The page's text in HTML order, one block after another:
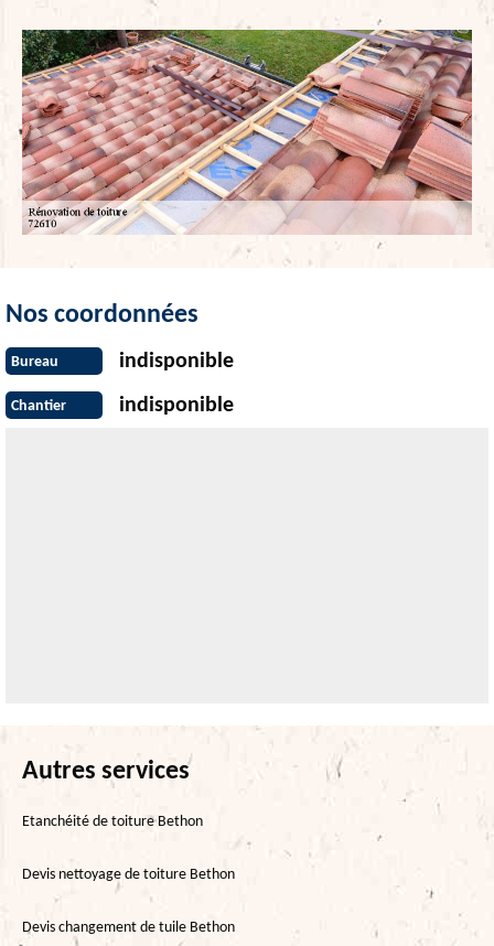
Nos coordonnées
Bureau indisponible
Chantier indisponible
Autres services
Etanchéité de toiture Bethon
Devis nettoyage de toiture Bethon
Devis changement de tuile Bethon